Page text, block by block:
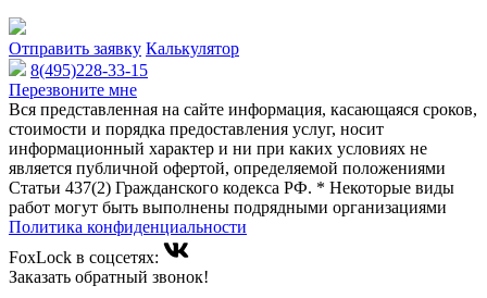
Отправить заявку Калькулятор
8(495)228-33-15
Перезвоните мне
Вся представленная на сайте информация, касающаяся сроков,
стоимости и порядка предоставления услуг, носит
информационный характер и ни при каких условиях не
является публичной офертой, определяемой положениями
Статьи 437(2) Гражданского кодекса РФ. * Некоторые виды
работ могут быть выполнены подрядными организациями
Политика конфиденциальности
FoxLock в соцсетях:
Заказать обратный звонок!